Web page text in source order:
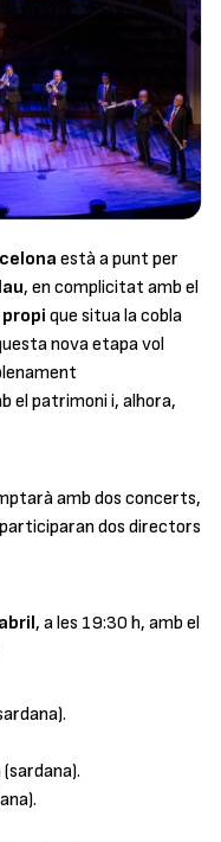
està a punt per
, en complicitat amb el
que situa la cobla
nova etapa vol
el patrimoni i, alhora,
amb dos concerts,
participaran dos directors
, a les 19:30 h, amb el